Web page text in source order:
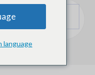
language